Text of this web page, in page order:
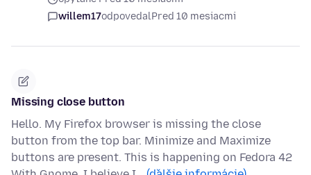
willem17odpovedalPred 10 mesiacmi
Missing close button
Hello. My Firefox browser is missing the close
button from the top bar. Minimize and Maximize
buttons are present. This is happening on Fedora 42